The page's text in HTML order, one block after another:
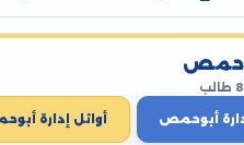
أبوحمص أوائل إدارة